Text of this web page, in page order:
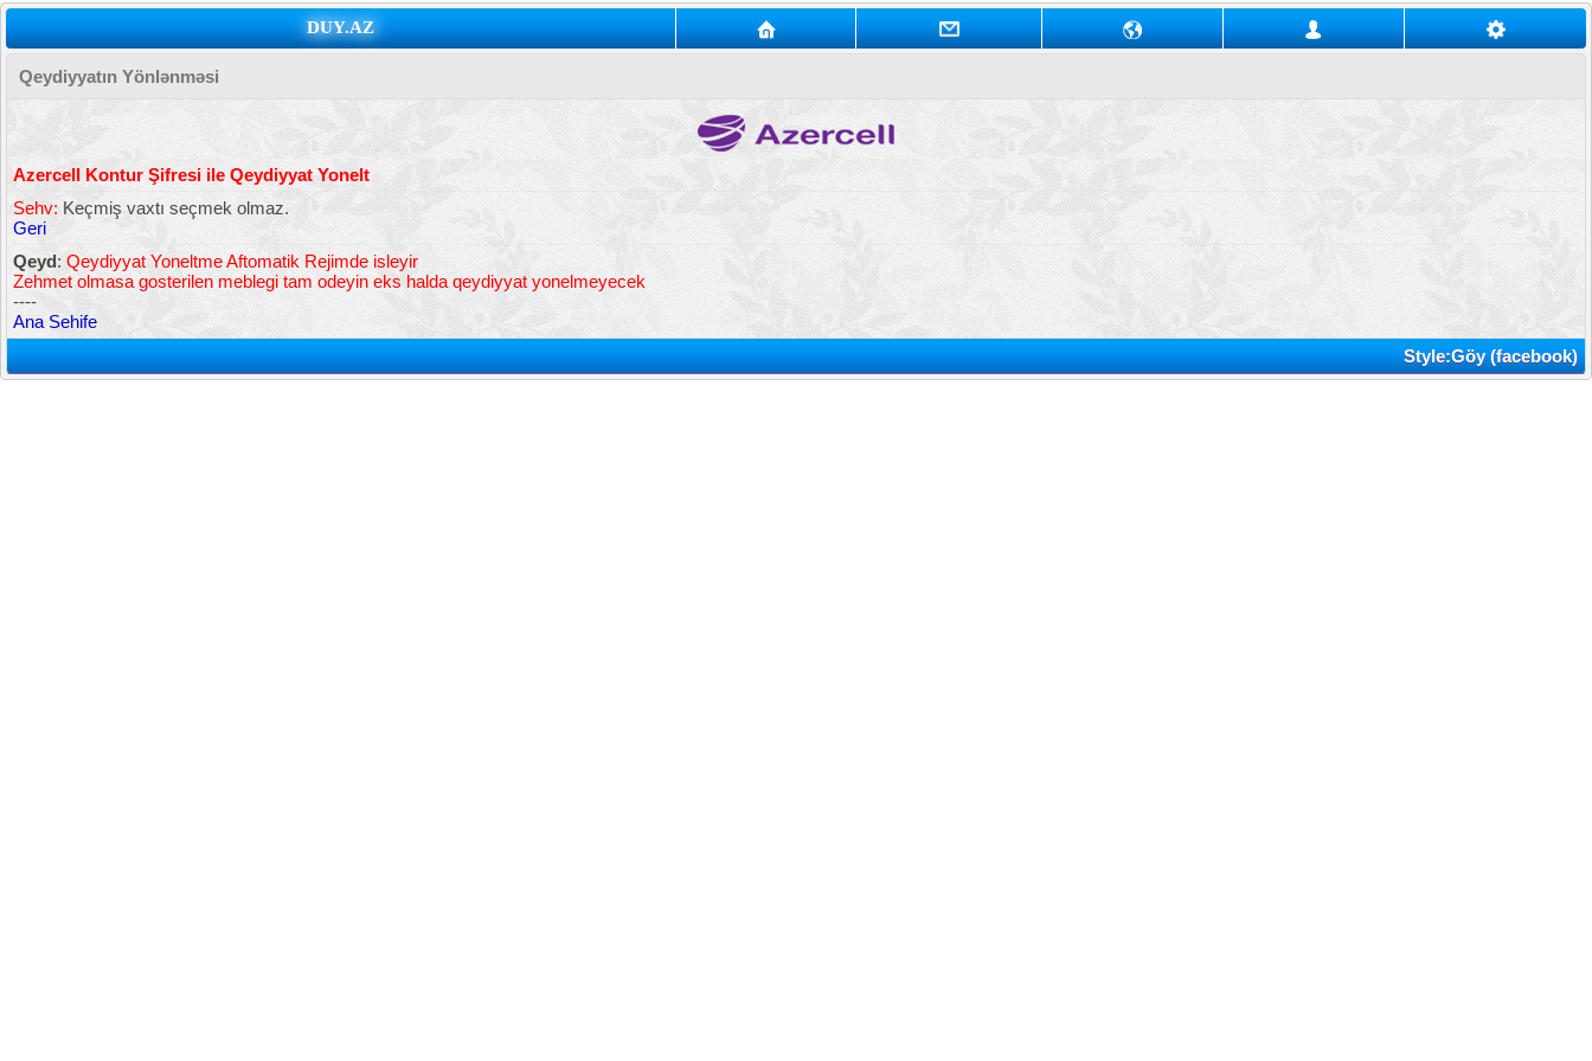
DUY.AZ
Qeydiyyatın Yönlənməsi
Azercell Kontur Şifresi ile Qeydiyyat Yonelt
Sehv:Keçmiş vaxtı seçmek olmaz.
Geri
Qeyd: Qeydiyyat Yoneltme Aftomatik Rejimde isleyir
Zehmet olmasa gosterilen meblegi tam odeyin eks halda qeydiyyat yonelmeyecek
----
Ana Sehife
Style:Göy (facebook)